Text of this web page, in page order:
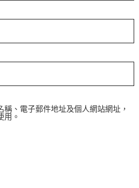
稱、電子郵件地址及個人網站網址，
用。